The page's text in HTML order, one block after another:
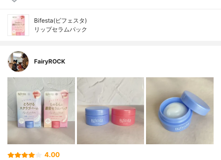
Bifesta(ビフェスタ)
リップセラムパック
FairyROCK
4.00